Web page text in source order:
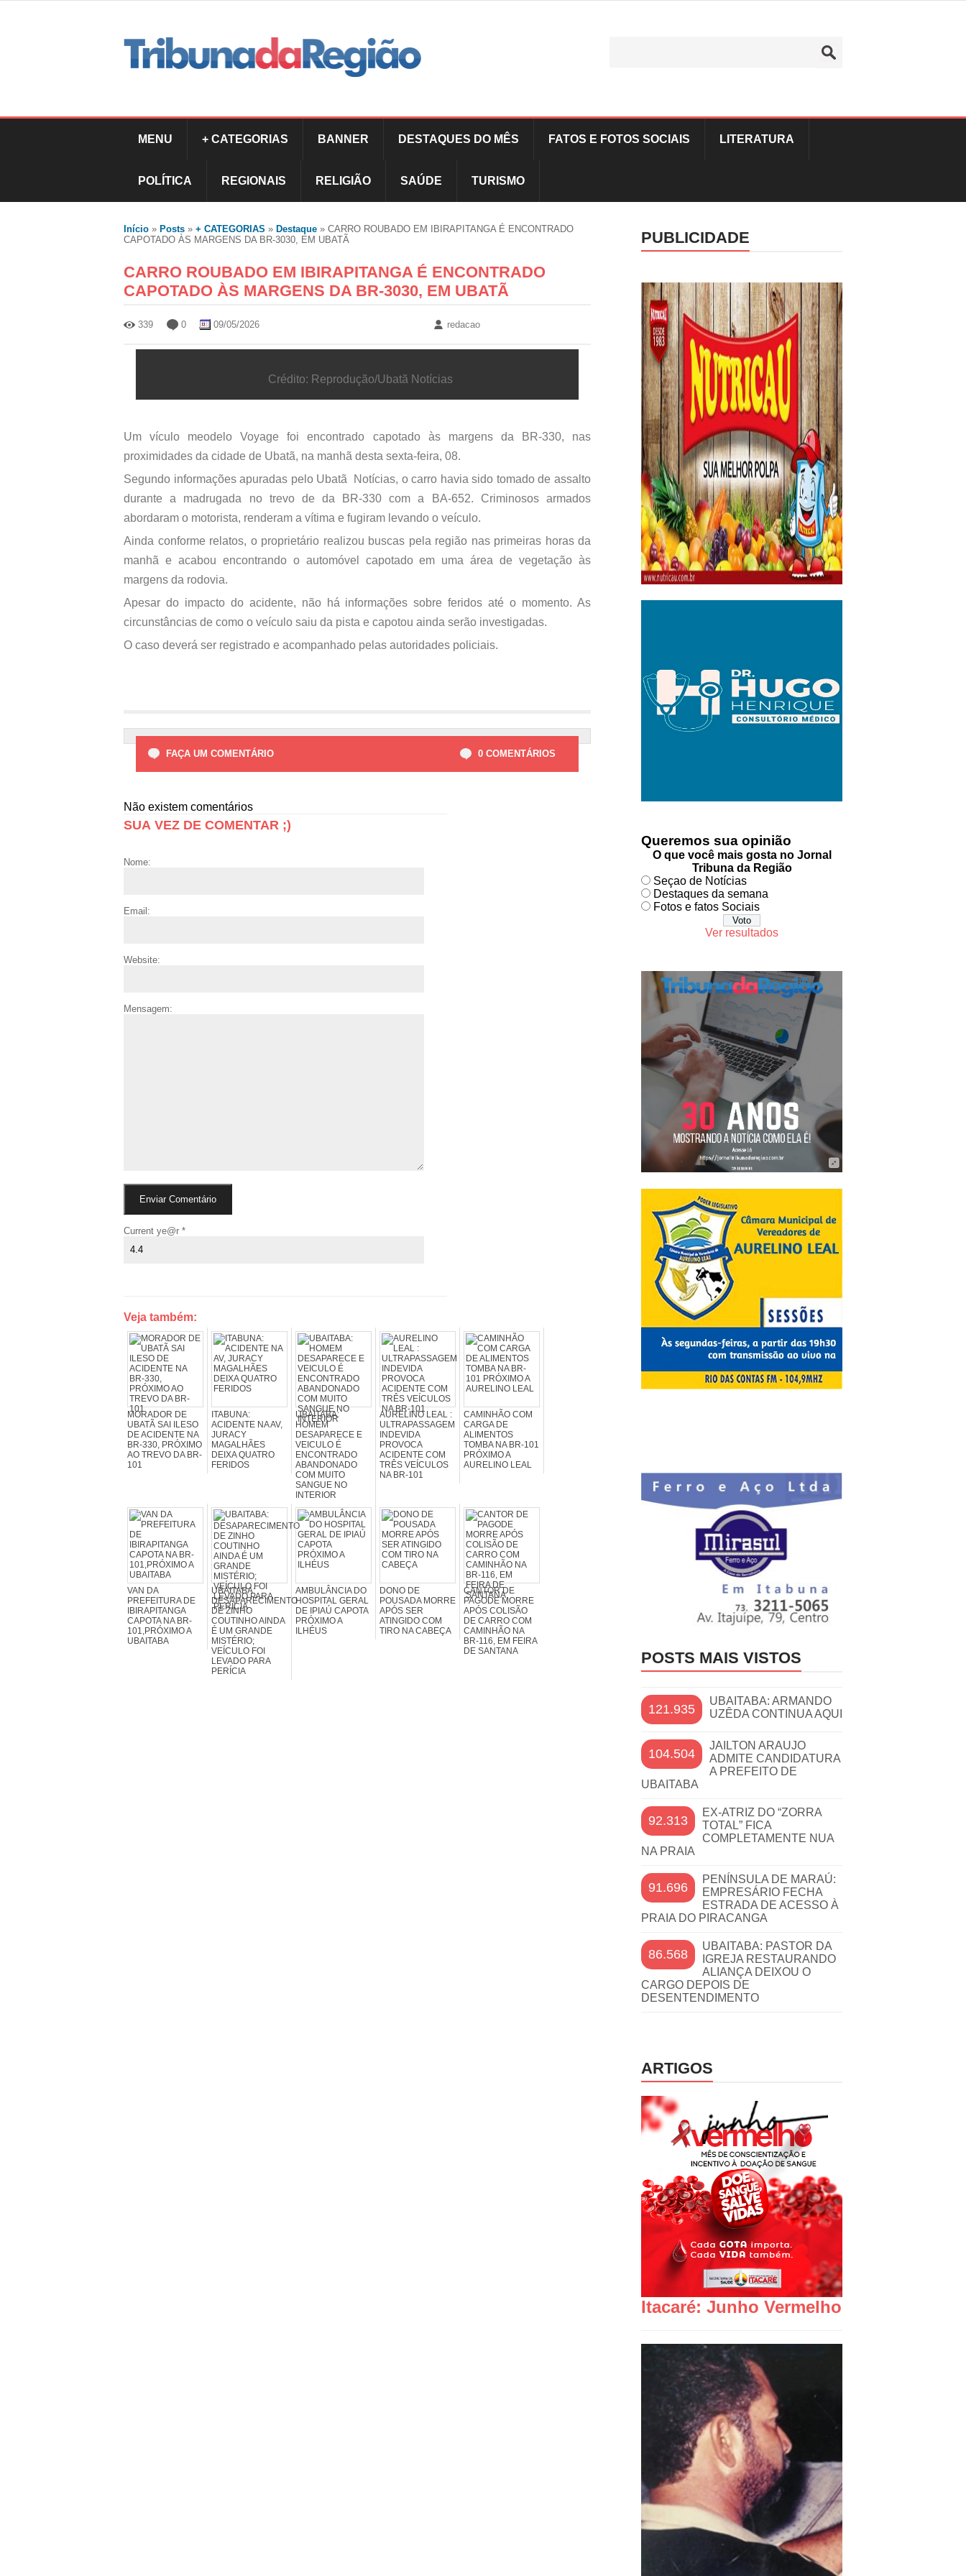
MENU + CATEGORIAS BANNER DESTAQUES DO MÊS FATOS E FOTOS SOCIAIS LITERATURA
POLÍTICA REGIONAIS RELIGIÃO SAÚDE TURISMO
Início » Posts » + CATEGORIAS » Destaque » CARRO ROUBADO EM IBIRAPITANGA É ENCONTRADO
CAPOTADO ÀS MARGENS DA BR-3030, EM UBATÃ
CARRO ROUBADO EM IBIRAPITANGA É ENCONTRADO
CAPOTADO ÀS MARGENS DA BR-3030, EM UBATÃ
339 0 09/05/2026 redacao
Crédito: Reprodução/Ubatã Notícias
Um vículo meodelo Voyage foi encontrado capotado às margens da BR-330, nas
proximidades da cidade de Ubatã, na manhã desta sexta-feira, 08.
Segundo informações apuradas pelo Ubatã Notícias, o carro havia sido tomado de assalto
durante a madrugada no trevo de da BR-330 com a BA-652. Criminosos armados
abordaram o motorista, renderam a vítima e fugiram levando o veículo.
Ainda conforme relatos, o proprietário realizou buscas pela região nas primeiras horas da
manhã e acabou encontrando o automóvel capotado em uma área de vegetação às
margens da rodovia.
Apesar do impacto do acidente, não há informações sobre feridos até o momento. As
circunstâncias de como o veículo saiu da pista e capotou ainda serão investigadas.
O caso deverá ser registrado e acompanhado pelas autoridades policiais.
FAÇA UM COMENTÁRIO 0 COMENTÁRIOS
Não existem comentários
SUA VEZ DE COMENTAR ;)
Nome:
Email:
Website:
Mensagem:
Current ye@r *
Veja também:
MORADOR DE
UBATÃ SAI ILESO
DE ACIDENTE NA
BR-330, PRÓXIMO
AO TREVO DA BR-
101
ITABUNA:
ACIDENTE NA AV,
JURACY
MAGALHÃES
DEIXA QUATRO
FERIDOS
UBAITABA:
HOMEM
DESAPARECE E
VEICULO É
ENCONTRADO
ABANDONADO
COM MUITO
SANGUE NO
INTERIOR
AURELINO LEAL :
ULTRAPASSAGEM
INDEVIDA
PROVOCA
ACIDENTE COM
TRÊS VEÍCULOS
NA BR-101
CAMINHÃO COM
CARGA DE
ALIMENTOS
TOMBA NA BR-101
PRÓXIMO A
AURELINO LEAL
VAN DA
PREFEITURA DE
IBIRAPITANGA
CAPOTA NA BR-
101,PRÓXIMO A
UBAITABA
UBAITABA:
DESAPARECIMENTO
DE ZINHO
COUTINHO AINDA
É UM GRANDE
MISTÉRIO;
VEÍCULO FOI
LEVADO PARA
PERÍCIA
AMBULÂNCIA DO
HOSPITAL GERAL
DE IPIAÚ CAPOTA
PRÓXIMO A
ILHÉUS
DONO DE
POUSADA MORRE
APÓS SER
ATINGIDO COM
TIRO NA CABEÇA
CANTOR DE
PAGODE MORRE
APÓS COLISÃO
DE CARRO COM
CAMINHÃO NA
BR-116, EM FEIRA
DE SANTANA
PUBLICIDADE
Queremos sua opinião
O que você mais gosta no Jornal
Tribuna da Região
Seçao de Notícias
Destaques da semana
Fotos e fatos Sociais
Ver resultados
POSTS MAIS VISTOS
121.935
UBAITABA: ARMANDO
UZÊDA CONTINUA AQUI
104.504
JAILTON ARAUJO
ADMITE CANDIDATURA
A PREFEITO DE
UBAITABA
92.313
EX-ATRIZ DO “ZORRA
TOTAL” FICA
COMPLETAMENTE NUA
NA PRAIA
91.696
PENÍNSULA DE MARAÚ:
EMPRESÁRIO FECHA
ESTRADA DE ACESSO À
PRAIA DO PIRACANGA
86.568
UBAITABA: PASTOR DA
IGREJA RESTAURANDO
ALIANÇA DEIXOU O
CARGO DEPOIS DE
DESENTENDIMENTO
ARTIGOS
Itacaré: Junho Vermelho